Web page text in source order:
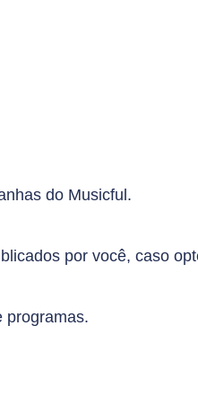
do Musicful.
por você, caso
programas.